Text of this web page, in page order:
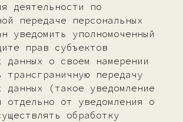
деятельности по
передаче персональных
уведомить уполномоченный
прав субъектов
данных о своем намерении
трансграничную передачу
данных (такое уведомление
отдельно от уведомления о
обработку